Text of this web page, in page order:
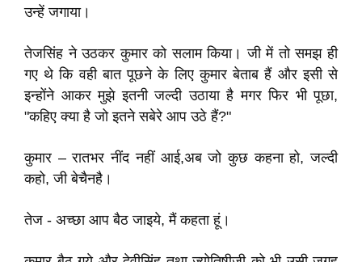
उन्हें जगाया।
तेजसिंह ने उठकर कुमार को सलाम किया। जी में तो समझ ही
गए थे कि वही बात पूछने के लिए कुमार बेताब हैं और इसी से
इन्होंने आकर मुझे इतनी जल्दी उठाया है मगर फिर भी पूछा,
"कहिए क्या है जो इतने सबेरे आप उठे हैं?"
कुमार – रातभर नींद नहीं आई,अब जो कुछ कहना हो, जल्दी
कहो, जी बेचैनहै।
तेज - अच्छा आप बैठ जाइये, मैं कहता हूं।